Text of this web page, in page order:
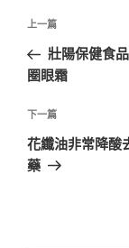
文
導
覽
上
一
篇
章
上一篇
壯陽保健食
圈眼霜
下
一
篇
下一篇
花纖油非常降酸
藥